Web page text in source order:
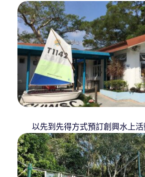
以先到先得方式預訂創興水上